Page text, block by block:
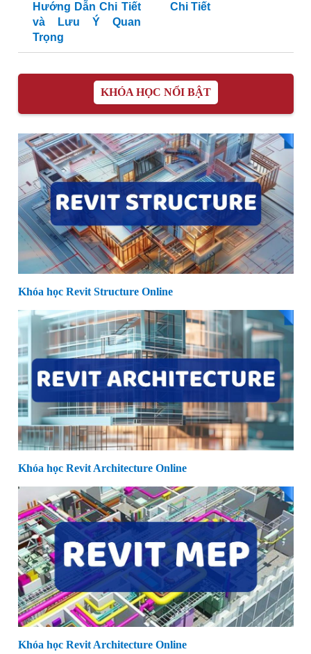
Hướng Dẫn Chi Tiết
và Lưu Ý Quan
Trọng
Chi Tiết
KHÓA HỌC NỔI BẬT
Khóa học Revit Structure Online
Khóa học Revit Architecture Online
Khóa học Revit Architecture Online